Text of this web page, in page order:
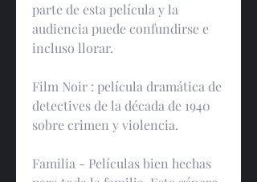
parte de esta película y la
audiencia puede confundirse e
incluso llorar.
Film Noir : película dramática de
detectives de la década de 1940
sobre crimen y violencia.
Familia - Películas bien hechas